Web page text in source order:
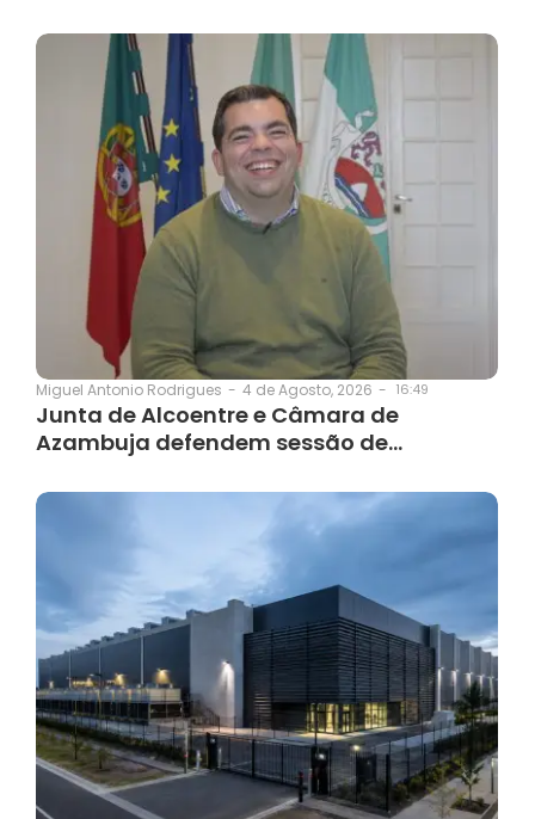
Miguel Antonio Rodrigues - 4 de Agosto, 2026 - 16:49
Junta de Alcoentre e Câmara de
Azambuja defendem sessão de…